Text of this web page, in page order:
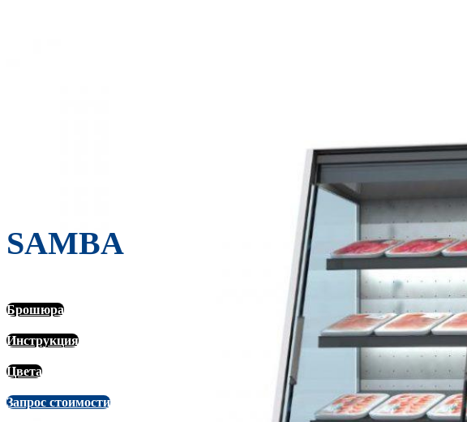
SAMBA
Брошюра
Инструкция
Цвета
Запрос стоимости